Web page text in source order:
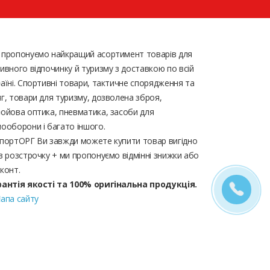
найкращий асортимент товарів для
відпочинку й туризму з доставкою по всій
Спортивні товари, тактичне спорядження та
товари для туризму, дозволена зброя,
оптика, пневматика, засоби для
і багато іншого.
Ви завжди можете купити товар вигідно
розстрочку + ми пропонуємо відмінні знижки або
якості та 100% оригінальна продукція.
сайту